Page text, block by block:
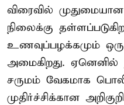
விரைவில்
நிலைக்கு
உணவுப்பழக்கமும்
அமைகிறது. ஏனெனில்
சருமம் வேகமாக
முதிர்ச்சிக்கான